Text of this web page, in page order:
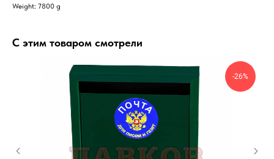
Weight: 7800 g
С этим товаром смотрели
-26%